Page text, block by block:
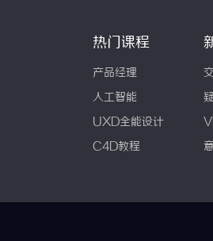
热门课程
产品经理
人工智能
UXD全能设计
C4D教程